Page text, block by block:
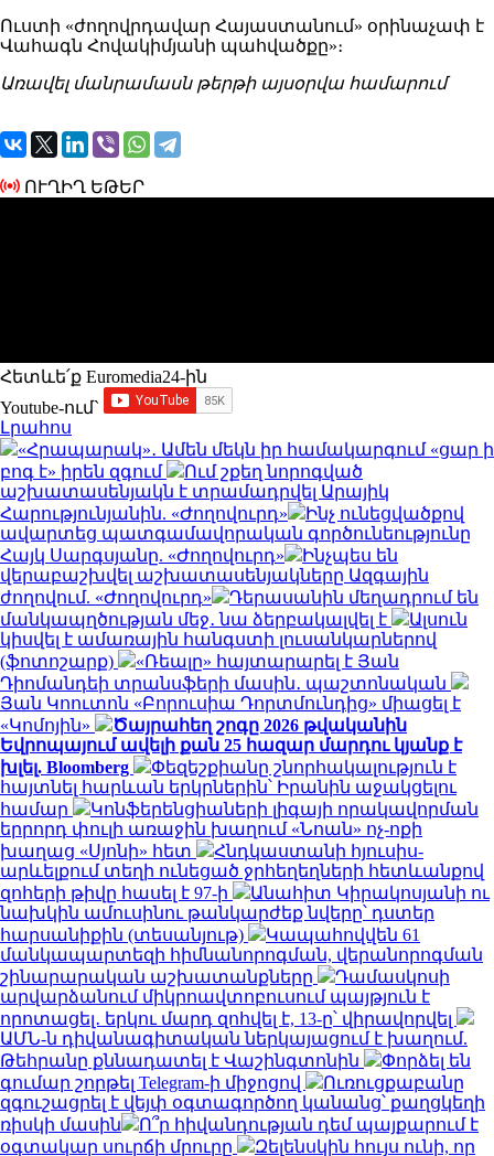
Ուստի «ժողովրդավար Հայաստանում» օրինաչափ է
Վահագն Հովակիմյանի պահվածքը»։
Առավել մանրամասն թերթի այսօրվա համարում
ՈՒՂԻՂ ԵԹԵՐ
Հետևե՛ք Euromedia24-ին
Youtube-ում`
Լրահոս
«Հրապարակ»․ Ամեն մեկն իր համակարգում «ցար ի
բոգ է» իրեն զգում
Ում շքեղ նորոգված
աշխատասենյակն է տրամադրվել Արայիկ
Հարությունյանին. «Ժողովուրդ»
Ինչ ունեցվածքով
ավարտեց պատգամավորական գործունեությունը
Հայկ Սարգսյանը. «Ժողովուրդ»
Ինչպես են
վերաբաշխվել աշխատասենյակները Ազգային
ժողովում. «Ժողովուրդ»
Դերասանին մեղադրում են
մանկապղծության մեջ․ նա ձերբակալվել է
Ալսուն
կիսվել է ամառային հանգստի լուսանկարներով
(ֆոտոշարք)
«Ռեալը» հայտարարել է Յան
Դիոմանդեի տրանսֆերի մասին․ պաշտոնական
Յան Կոուտոն «Բորուսիա Դորտմունդից» միացել է
«Կոմոյին»
Ծայրահեղ շոգը 2026 թվականին
Եվրոպայում ավելի քան 25 հազար մարդու կյանք է
խլել. Bloomberg
Փեզեշքիանը շնորհակալություն է
հայտնել հարևան երկրներին՝ Իրանին աջակցելու
համար
Կոնֆերենցիաների լիգայի որակավորման
երրորդ փուլի առաջին խաղում «Նոան» ոչ-ոքի
խաղաց «Սյոնի» հետ
Հնդկաստանի հյուսիս-
արևելքում տեղի ունեցած ջրհեղեղների հետևանքով
զոհերի թիվը հասել է 97-ի
Անահիտ Կիրակոսյանի ու
նախկին ամուսինու թանկարժեք նվերը՝ դստեր
հարսանիքին (տեսանյութ)
Կապահովվեն 61
մանկապարտեզի հիմնանորոգման, վերանորոգման
շինարարական աշխատանքները
Դամասկոսի
արվարձանում միկրոավտոբուսում պայթյուն է
որոտացել․ երկու մարդ զոհվել է, 13-ը՝ վիրավորվել
ԱՄՆ-ն դիվանագիտական ներկայացում է խաղում.
Թեհրանը քննադատել է Վաշինգտոնին
Փորձել են
գումար շորթել Telegram-ի միջոցով
Ուռուցքաբանը
զգուշացրել է վեյփ օգտագործող կանանց՝ քաղցկեղի
ռիսկի մասին
Ո՞ր հիվանդության դեմ պայքարում է
օգտակար սուրճի մրուրը
Զելենսկին հույս ունի, որ